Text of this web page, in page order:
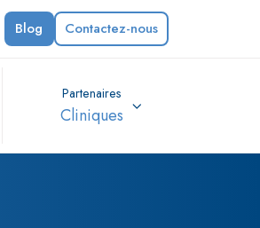
Blog Contactez-nous
Partenaires
Cliniques